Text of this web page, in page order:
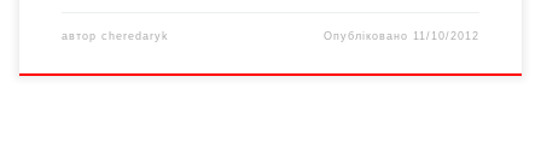
автор cheredaryk Опубліковано 11/10/2012